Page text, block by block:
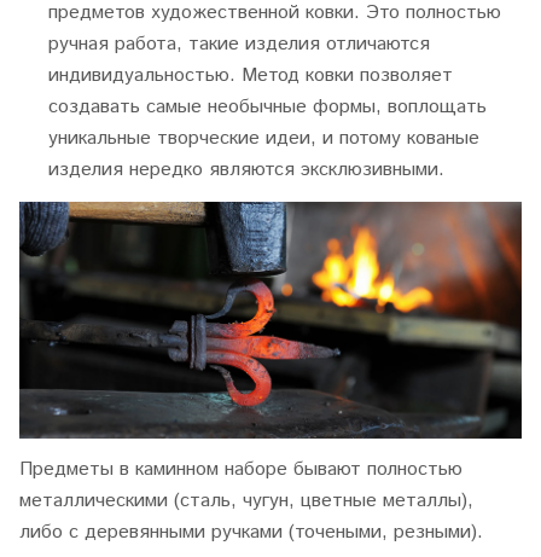
предметов художественной ковки. Это полностью
ручная работа, такие изделия отличаются
индивидуальностью. Метод ковки позволяет
создавать самые необычные формы, воплощать
уникальные творческие идеи, и потому кованые
изделия нередко являются эксклюзивными.
Предметы в каминном наборе бывают полностью
металлическими (сталь, чугун, цветные металлы),
либо с деревянными ручками (точеными, резными).